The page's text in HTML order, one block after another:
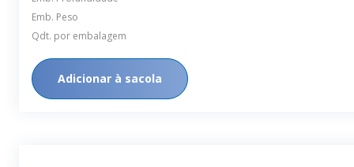
Emb. Peso
Qdt. por embalagem
Adicionar à sacola